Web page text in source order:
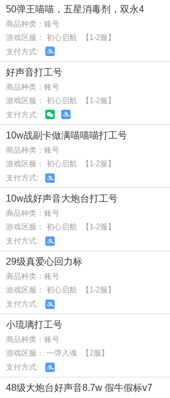
50弹王喵喵，五星消毒剂，双永4
商品种类：账号
游戏区服： 初心启航 【1-2服】
支付方式:
好声音打工号
商品种类：账号
游戏区服： 初心启航 【1-2服】
支付方式:
10w战副卡做满喵喵喵打工号
商品种类：账号
游戏区服： 初心启航 【1-2服】
支付方式:
10w战好声音大炮台打工号
商品种类：账号
游戏区服： 初心启航 【1-2服】
支付方式:
29级真爱心回力标
商品种类：账号
游戏区服： 初心启航 【1-2服】
支付方式:
小琉璃打工号
商品种类：账号
游戏区服： 一弹入魂 【2服】
支付方式:
48级大炮台好声音8.7w 假牛假标v7